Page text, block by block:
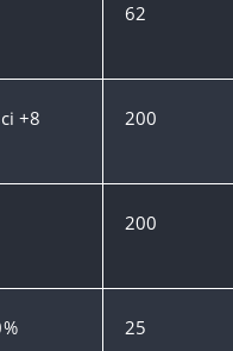
62
+8 200
200
25